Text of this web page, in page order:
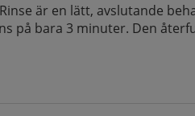
är en lätt, avslutande
på bara 3 minuter. Den